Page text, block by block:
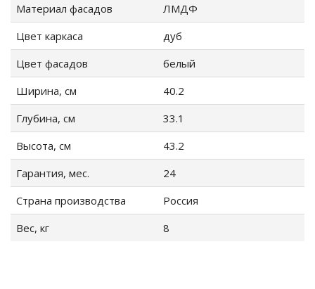
Материал фасадов
ЛМДФ
Цвет каркаса
дуб
Цвет фасадов
белый
Ширина, см
40.2
Глубина, см
33.1
Высота, см
43.2
Гарантия, мес.
24
Страна производства
Россия
Вес, кг
8